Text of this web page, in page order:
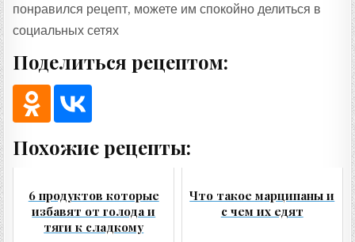
понравился рецепт, можете им спокойно делиться в
социальных сетях
Поделиться рецептом:
Похожие рецепты:
6 продуктов которые
избавят от голода и
тяги к сладкому
Что такое марципаны и
с чем их едят